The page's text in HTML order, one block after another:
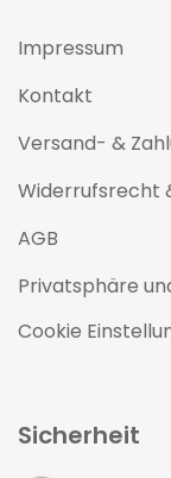
Impressum
Kontakt
Versand- &
Widerrufsrecht
AGB
Privatsphäre
Cookie
Sicherheit